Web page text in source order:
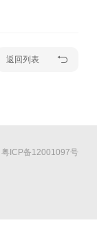
返回列表
粤ICP备12001097号